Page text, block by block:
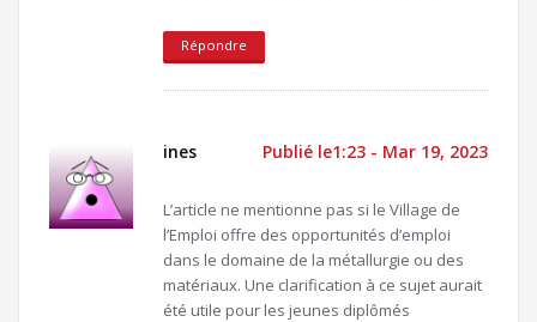
Répondre
ines Publié le1:23 - Mar 19, 2023
L’article ne mentionne pas si le Village de
l’Emploi offre des opportunités d’emploi
dans le domaine de la métallurgie ou des
matériaux. Une clarification à ce sujet aurait
été utile pour les jeunes diplômés